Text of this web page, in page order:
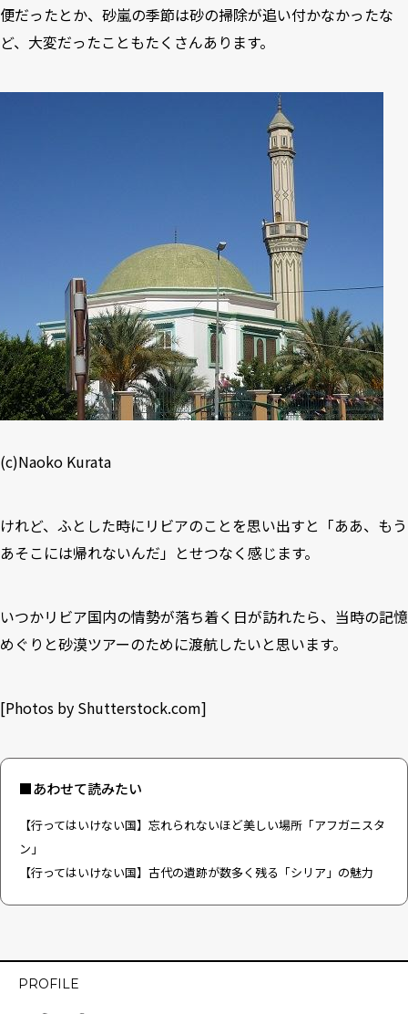
便だったとか、砂嵐の季節は砂の掃除が追い付かなかったな
ど、大変だったこともたくさんあります。
(c)Naoko Kurata
けれど、ふとした時にリビアのことを思い出すと「ああ、もう
あそこには帰れないんだ」とせつなく感じます。
いつかリビア国内の情勢が落ち着く日が訪れたら、当時の記憶
めぐりと砂漠ツアーのために渡航したいと思います。
[Photos by Shutterstock.com]
■あわせて読みたい
【行ってはいけない国】忘れられないほど美しい場所「アフガニスタ
ン」
【行ってはいけない国】古代の遺跡が数多く残る「シリア」の魅力
PROFILE